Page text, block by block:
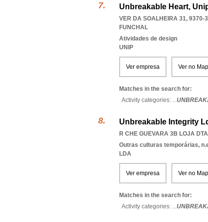
Unbreakable Heart,
VER DA SOALHEIRA 31, 9370-
FUNCHAL
Atividades de design
UNIP
Ver empresa Ver no
Matches in the search for:
Activity categories: ...
Unbreakable Integrity
R CHE GUEVARA 3B LOJA
Outras culturas temporárias,
LDA
Ver empresa Ver no
Matches in the search for:
Activity categories: ...